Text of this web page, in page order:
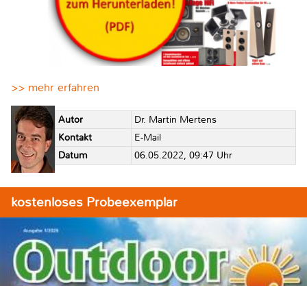
>> mehr erfahren
Autor
Dr. Martin Mertens
Kontakt
E-Mail
Datum
06.05.2022, 09:47 Uhr
kostenloses Probeexemplar